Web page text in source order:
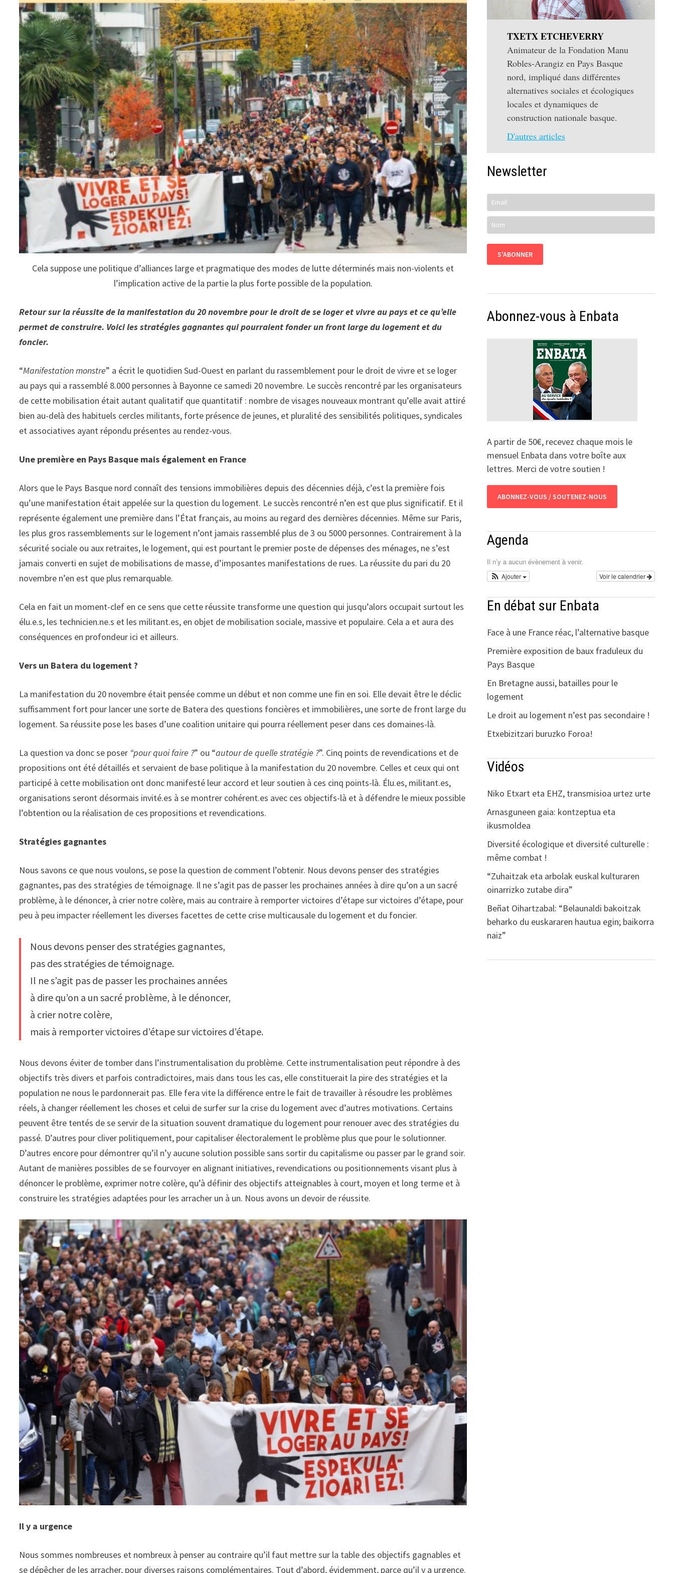
Cela suppose une politique d’alliances large et pragmatique des modes de lutte déterminés mais non-violents et
l’implication active de la partie la plus forte possible de la population.
Retour sur la réussite de la manifestation du 20 novembre pour le droit de se loger et vivre au pays et ce qu’elle
permet de construire. Voici les stratégies gagnantes qui pourraient fonder un front large du logement et du
foncier.
“Manifestation monstre” a écrit le quotidien Sud-Ouest en parlant du rassemblement pour le droit de vivre et se loger
au pays qui a rassemblé 8.000 personnes à Bayonne ce samedi 20 novembre. Le succès rencontré par les organisateurs
de cette mobilisation était autant qualitatif que quantitatif : nombre de visages nouveaux montrant qu’elle avait attiré
bien au-delà des habituels cercles militants, forte présence de jeunes, et pluralité des sensibilités politiques, syndicales
et associatives ayant répondu présentes au rendez-vous.
Une première en Pays Basque mais également en France
Alors que le Pays Basque nord connaît des tensions immobilières depuis des décennies déjà, c’est la première fois
qu’une manifestation était appelée sur la question du logement. Le succès rencontré n’en est que plus significatif. Et il
représente également une première dans l’État français, au moins au regard des dernières décennies. Même sur Paris,
les plus gros rassemblements sur le logement n’ont jamais rassemblé plus de 3 ou 5000 personnes. Contrairement à la
sécurité sociale ou aux retraites, le logement, qui est pourtant le premier poste de dépenses des ménages, ne s’est
jamais converti en sujet de mobilisations de masse, d’imposantes manifestations de rues. La réussite du pari du 20
novembre n’en est que plus remarquable.
Cela en fait un moment-clef en ce sens que cette réussite transforme une question qui jusqu’alors occupait surtout les
élu.e.s, les technicien.ne.s et les militant.es, en objet de mobilisation sociale, massive et populaire. Cela a et aura des
conséquences en profondeur ici et ailleurs.
Vers un Batera du logement ?
La manifestation du 20 novembre était pensée comme un début et non comme une fin en soi. Elle devait être le déclic
suffisamment fort pour lancer une sorte de Batera des questions foncières et immobilières, une sorte de front large du
logement. Sa réussite pose les bases d’une coalition unitaire qui pourra réellement peser dans ces domaines-là.
La question va donc se poser “pour quoi faire ?” ou “autour de quelle stratégie ?”. Cinq points de revendications et de
propositions ont été détaillés et servaient de base politique à la manifestation du 20 novembre. Celles et ceux qui ont
participé à cette mobilisation ont donc manifesté leur accord et leur soutien à ces cinq points-là. Élu.es, militant.es,
organisations seront désormais invité.es à se montrer cohérent.es avec ces objectifs-là et à défendre le mieux possible
l’obtention ou la réalisation de ces propositions et revendications.
Stratégies gagnantes
Nous savons ce que nous voulons, se pose la question de comment l’obtenir. Nous devons penser des stratégies
gagnantes, pas des stratégies de témoignage. Il ne s’agit pas de passer les prochaines années à dire qu’on a un sacré
problème, à le dénoncer, à crier notre colère, mais au contraire à remporter victoires d’étape sur victoires d’étape, pour
peu à peu impacter réellement les diverses facettes de cette crise multicausale du logement et du foncier.
Nous devons penser des stratégies gagnantes,
pas des stratégies de témoignage.
Il ne s’agit pas de passer les prochaines années
à dire qu’on a un sacré problème, à le dénoncer,
à crier notre colère,
mais à remporter victoires d’étape sur victoires d’étape.
Nous devons éviter de tomber dans l’instrumentalisation du problème. Cette instrumentalisation peut répondre à des
objectifs très divers et parfois contradictoires, mais dans tous les cas, elle constituerait la pire des stratégies et la
population ne nous le pardonnerait pas. Elle fera vite la différence entre le fait de travailler à résoudre les problèmes
réels, à changer réellement les choses et celui de surfer sur la crise du logement avec d’autres motivations. Certains
peuvent être tentés de se servir de la situation souvent dramatique du logement pour renouer avec des stratégies du
passé. D’autres pour cliver politiquement, pour capitaliser électoralement le problème plus que pour le solutionner.
D’autres encore pour démontrer qu’il n’y aucune solution possible sans sortir du capitalisme ou passer par le grand soir.
Autant de manières possibles de se fourvoyer en alignant initiatives, revendications ou positionnements visant plus à
dénoncer le problème, exprimer notre colère, qu’à définir des objectifs atteignables à court, moyen et long terme et à
construire les stratégies adaptées pour les arracher un à un. Nous avons un devoir de réussite.
Il y a urgence
Nous sommes nombreuses et nombreux à penser au contraire qu’il faut mettre sur la table des objectifs gagnables et
se dépêcher de les arracher, pour diverses raisons complémentaires. Tout d’abord, évidemment, parce qu’il y a urgence.
TXETX ETCHEVERRY
Animateur de la Fondation Manu
Robles-Arangiz en Pays Basque
nord, impliqué dans différentes
alternatives sociales et écologiques
locales et dynamiques de
construction nationale basque.
D'autres articles
Newsletter
Abonnez-vous à Enbata
A partir de 50€, recevez chaque mois le
mensuel Enbata dans votre boîte aux
lettres. Merci de votre soutien !
ABONNEZ-VOUS / SOUTENEZ-NOUS
Agenda
Il n’y a aucun évènement à venir.
Voir le calendrier
Ajouter
En débat sur Enbata
Face à une France réac, l’alternative basque
Première exposition de baux fraduleux du
Pays Basque
En Bretagne aussi, batailles pour le
logement
Le droit au logement n’est pas secondaire !
Etxebizitzari buruzko Foroa!
Vidéos
Niko Etxart eta EHZ, transmisioa urtez urte
Arnasguneen gaia: kontzeptua eta
ikusmoldea
Diversité écologique et diversité culturelle :
même combat !
“Zuhaitzak eta arbolak euskal kulturaren
oinarrizko zutabe dira”
Beñat Oihartzabal: “Belaunaldi bakoitzak
beharko du euskararen hautua egin; baikorra
naiz”